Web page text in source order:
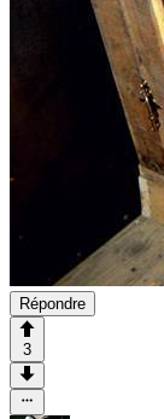
Répondre
3